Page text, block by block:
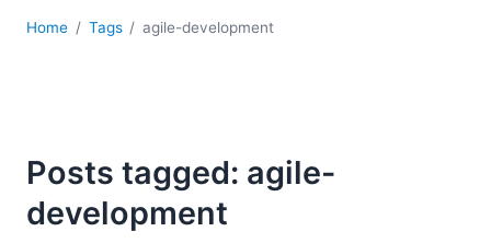
2026
2025
2024
Home Tags agile-development
Posts tagged: agile-
development